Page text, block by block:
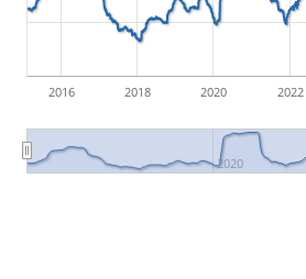
2016 2018 2020 2022
2020